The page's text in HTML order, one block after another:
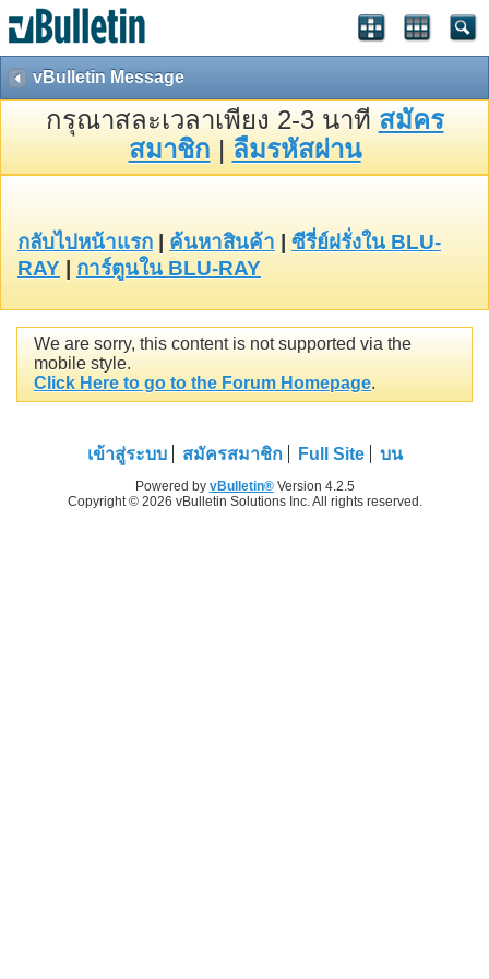
vBulletin Message
กรุณาสละเวลาเพียง 2-3 นาที สมัคร
สมาชิก | ลืมรหัสผ่าน
กลับไปหน้าแรก ค้นหาสินค้า
ซีรี่ย์ฝรั่งใน BLU-
RAY
การ์ตูนใน BLU-RAY
We are sorry, this content is not supported via the
mobile style.
Click Here to go to the Forum Homepage.
เข้าสู่ระบบ สมัครสมาชิก Full Site บน
Powered by vBulletin®Version 4.2.5
Copyright © 2026 vBulletin Solutions Inc. All rights reserved.